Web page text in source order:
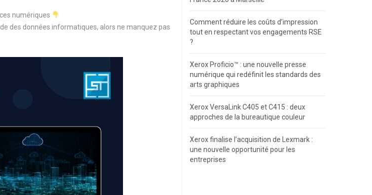
numériques
des données informatiques, alors ne manquez pas
Comment réduire les coûts d’impression
tout en respectant vos engagements RSE
?
Xerox Proficio™ : une nouvelle presse
numérique qui redéfinit les standards des
arts graphiques
Xerox VersaLink C405 et C415 : deux
approches de la bureautique couleur
Xerox finalise l’acquisition de Lexmark :
une nouvelle opportunité pour les
entreprises